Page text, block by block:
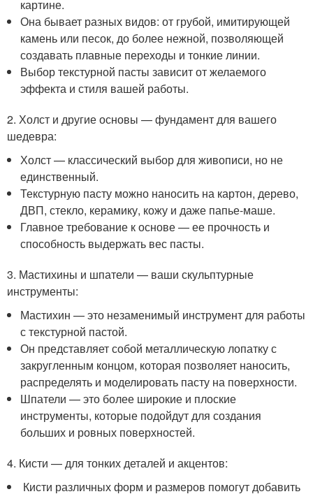
картине.
Она бывает разных видов: от грубой, имитирующей
камень или песок, до более нежной, позволяющей
создавать плавные переходы и тонкие линии.
Выбор текстурной пасты зависит от желаемого
эффекта и стиля вашей работы.
2. Холст и другие основы — фундамент для вашего
шедевра:
Холст — классический выбор для живописи, но не
единственный.
Текстурную пасту можно наносить на картон, дерево,
ДВП, стекло, керамику, кожу и даже папье-маше.
Главное требование к основе — ее прочность и
способность выдержать вес пасты.
3. Мастихины и шпатели — ваши скульптурные
инструменты:
Мастихин — это незаменимый инструмент для работы
с текстурной пастой.
Он представляет собой металлическую лопатку с
закругленным концом, которая позволяет наносить,
распределять и моделировать пасту на поверхности.
Шпатели — это более широкие и плоские
инструменты, которые подойдут для создания
больших и ровных поверхностей.
4. Кисти — для тонких деталей и акцентов:
️ Кисти различных форм и размеров помогут добавить